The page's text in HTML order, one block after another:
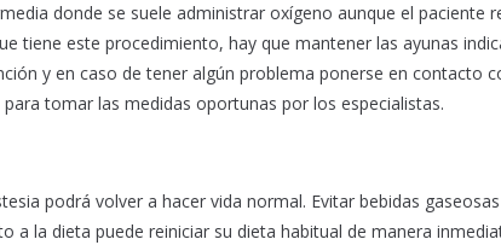
donde se suele administrar oxígeno aunque el paciente
tiene este procedimiento, hay que mantener las ayunas
y en caso de tener algún problema ponerse en contacto
tomar las medidas oportunas por los especialistas.
podrá volver a hacer vida normal. Evitar bebidas
la dieta puede reiniciar su dieta habitual de manera